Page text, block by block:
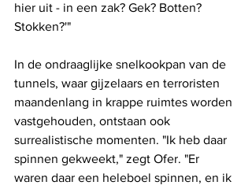
hier uit - in een zak? Gek? Botten?
Stokken?'"
In de ondraaglijke snelkookpan van de
tunnels, waar gijzelaars en terroristen
maandenlang in krappe ruimtes worden
vastgehouden, ontstaan ​​ook
surrealistische momenten. "Ik heb daar
spinnen gekweekt," zegt Ofer. "Er
waren daar een heleboel spinnen, en ik